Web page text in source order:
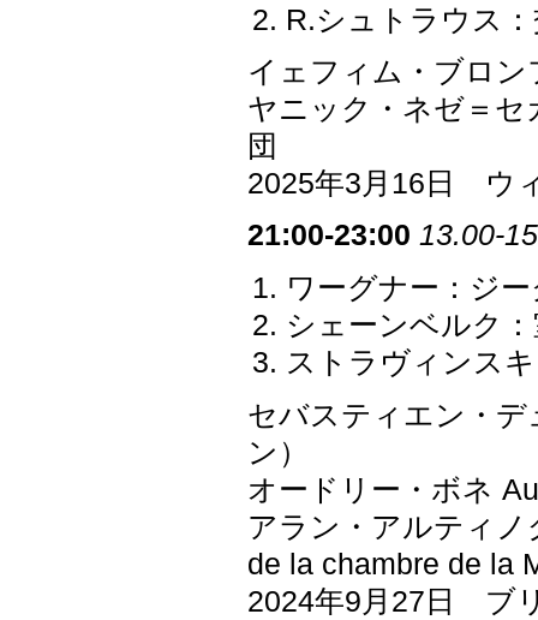
R.シュトラウス
イェフィム・ブロ
ヤニック・ネゼ＝セ
団
2025年3月16日 ウ
21:00-23:00 13.00-
ワーグナー：ジ
シェーンベルク
ストラヴィンス
セバスティエン・デ
ン）
オードリー・ボネ
アラン・アルティノ
de la chambre de la
2024年9月27日 ブ